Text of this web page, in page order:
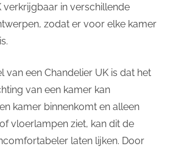
verkrijgbaar in verschillende
zodat er voor elke kamer
van een Chandelier UK is dat het
van een kamer kan
kamer binnenkomt en alleen
vloerlampen ziet, kan dit de
laten lijken. Door